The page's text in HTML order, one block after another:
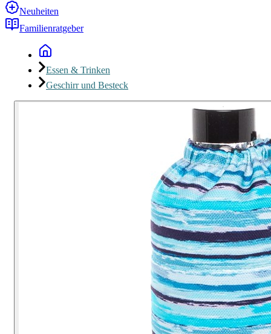
Neuheiten
Familienratgeber
Essen & Trinken
Geschirr und Besteck